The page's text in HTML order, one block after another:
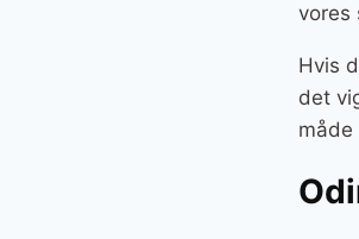
vores
Hvis
det
måde